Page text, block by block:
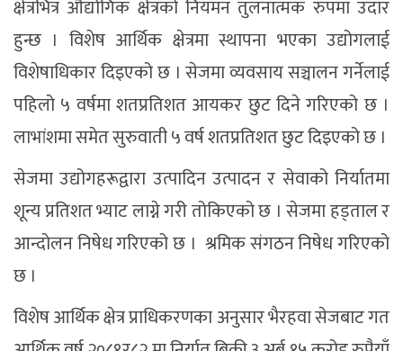
क्षेत्रभित्र औद्योगिक क्षेत्रको नियमन तुलनात्मक रुपमा उदार
हुन्छ । विशेष आर्थिक क्षेत्रमा स्थापना भएका उद्योगलाई
विशेषाधिकार दिइएको छ । सेजमा व्यवसाय सञ्चालन गर्नेलाई
पहिलो ५ वर्षमा शतप्रतिशत आयकर छुट दिने गरिएको छ ।
लाभांशमा समेत सुरुवाती ५ वर्ष शतप्रतिशत छुट दिइएको छ ।
सेजमा उद्योगहरूद्वारा उत्पादिन उत्पादन र सेवाको निर्यातमा
शून्य प्रतिशत भ्याट लाग्ने गरी तोकिएको छ । सेजमा हड्ताल र
आन्दोलन निषेध गरिएको छ । श्रमिक संगठन निषेध गरिएको
छ ।
विशेष आर्थिक क्षेत्र प्राधिकरणका अनुसार भैरहवा सेजबाट गत